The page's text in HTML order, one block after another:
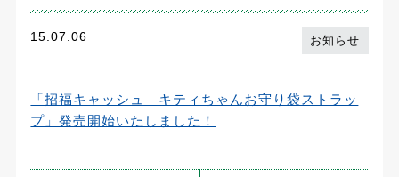
15.07.06 お知らせ
「招福キャッシュ キティちゃんお守り袋ストラッ
プ」発売開始いたしました！